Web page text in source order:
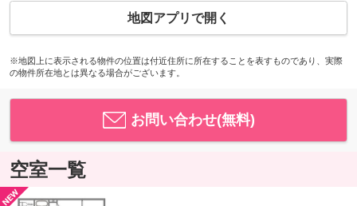
地図アプリで開く
※地図上に表示される物件の位置は付近住所に所在することを表すものであり、実際
の物件所在地とは異なる場合がございます。
お問い合わせ(無料)
空室一覧